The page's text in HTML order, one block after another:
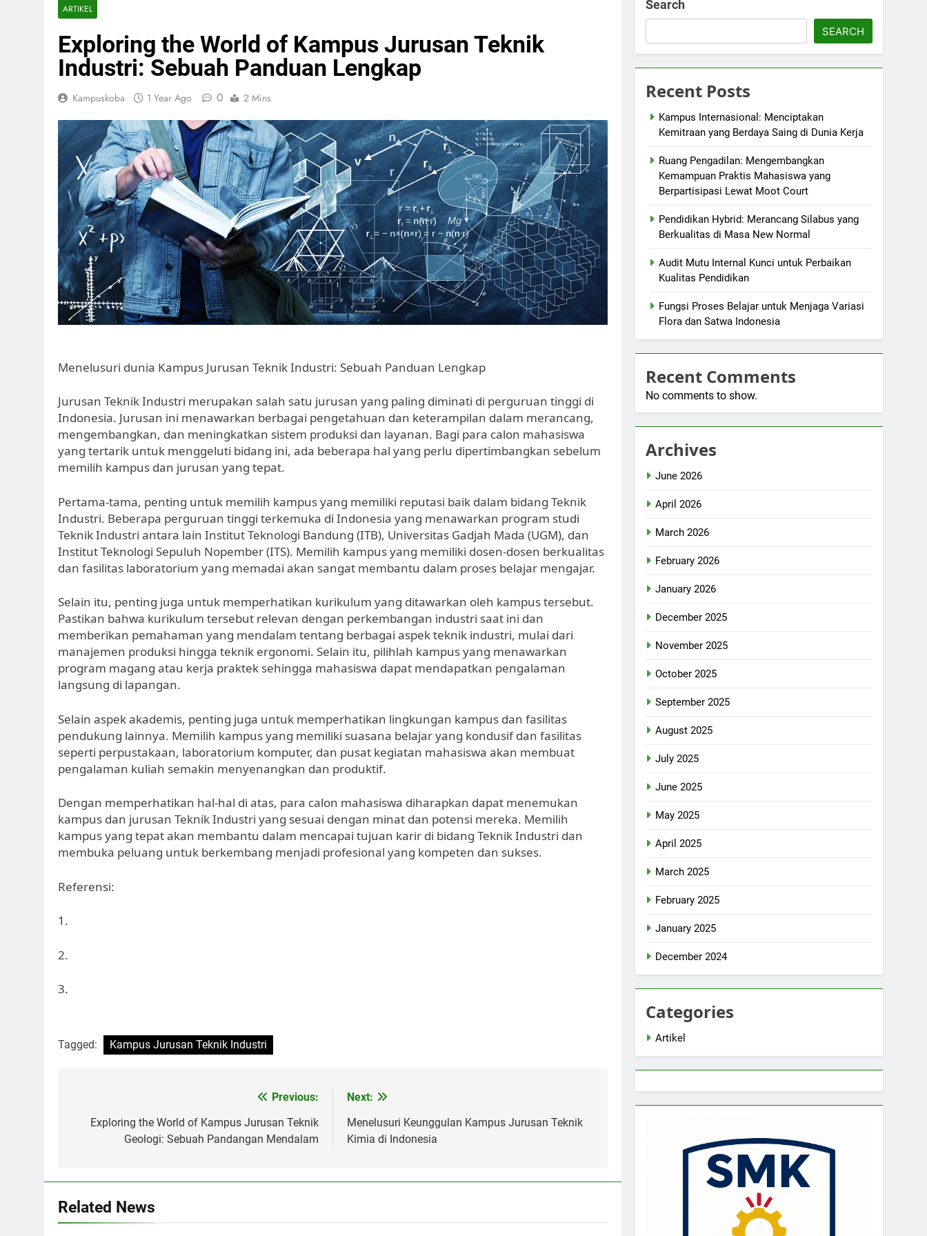
ARTIKEL
Exploring the World of Kampus Jurusan Teknik
Industri: Sebuah Panduan Lengkap
Kampuskoba 1 Year Ago 0 2 Mins
Menelusuri dunia Kampus Jurusan Teknik Industri: Sebuah Panduan Lengkap
Jurusan Teknik Industri merupakan salah satu jurusan yang paling diminati di perguruan tinggi di
Indonesia. Jurusan ini menawarkan berbagai pengetahuan dan keterampilan dalam merancang,
mengembangkan, dan meningkatkan sistem produksi dan layanan. Bagi para calon mahasiswa
yang tertarik untuk menggeluti bidang ini, ada beberapa hal yang perlu dipertimbangkan sebelum
memilih kampus dan jurusan yang tepat.
Pertama-tama, penting untuk memilih kampus yang memiliki reputasi baik dalam bidang Teknik
Industri. Beberapa perguruan tinggi terkemuka di Indonesia yang menawarkan program studi
Teknik Industri antara lain Institut Teknologi Bandung (ITB), Universitas Gadjah Mada (UGM), dan
Institut Teknologi Sepuluh Nopember (ITS). Memilih kampus yang memiliki dosen-dosen berkualitas
dan fasilitas laboratorium yang memadai akan sangat membantu dalam proses belajar mengajar.
Selain itu, penting juga untuk memperhatikan kurikulum yang ditawarkan oleh kampus tersebut.
Pastikan bahwa kurikulum tersebut relevan dengan perkembangan industri saat ini dan
memberikan pemahaman yang mendalam tentang berbagai aspek teknik industri, mulai dari
manajemen produksi hingga teknik ergonomi. Selain itu, pilihlah kampus yang menawarkan
program magang atau kerja praktek sehingga mahasiswa dapat mendapatkan pengalaman
langsung di lapangan.
Selain aspek akademis, penting juga untuk memperhatikan lingkungan kampus dan fasilitas
pendukung lainnya. Memilih kampus yang memiliki suasana belajar yang kondusif dan fasilitas
seperti perpustakaan, laboratorium komputer, dan pusat kegiatan mahasiswa akan membuat
pengalaman kuliah semakin menyenangkan dan produktif.
Dengan memperhatikan hal-hal di atas, para calon mahasiswa diharapkan dapat menemukan
kampus dan jurusan Teknik Industri yang sesuai dengan minat dan potensi mereka. Memilih
kampus yang tepat akan membantu dalam mencapai tujuan karir di bidang Teknik Industri dan
membuka peluang untuk berkembang menjadi profesional yang kompeten dan sukses.
Referensi:
1.
2.
3.
Tagged: Kampus Jurusan Teknik Industri
navigation
Previous:
Exploring the World of Kampus Jurusan Teknik
Geologi: Sebuah Pandangan Mendalam
Next:
Menelusuri Keunggulan Kampus Jurusan Teknik
Kimia di Indonesia
Related News
Search
SEARCH
Recent Posts
Kampus Internasional: Menciptakan
Kemitraan yang Berdaya Saing di Dunia Kerja
Ruang Pengadilan: Mengembangkan
Kemampuan Praktis Mahasiswa yang
Berpartisipasi Lewat Moot Court
Pendidikan Hybrid: Merancang Silabus yang
Berkualitas di Masa New Normal
Audit Mutu Internal Kunci untuk Perbaikan
Kualitas Pendidikan
Fungsi Proses Belajar untuk Menjaga Variasi
Flora dan Satwa Indonesia
Recent Comments
No comments to show.
Archives
June 2026
April 2026
March 2026
February 2026
January 2026
December 2025
November 2025
October 2025
September 2025
August 2025
July 2025
June 2025
May 2025
April 2025
March 2025
February 2025
January 2025
December 2024
Categories
Artikel